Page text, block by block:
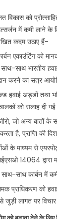
विकास को
में कमी लाने के
कदम उठाए हैं-
एकाउंटिंग को
साथ भारतीय
करने का सत्र
हवाई अड्डों तथा
को सलाह दी गई
जो अन्य बातों के
है, प्राप्ति की
के माध्यम से
14064 द्वारा
साथ कार्बन में
प्राधिकरण को
जुड़ी लागत पर